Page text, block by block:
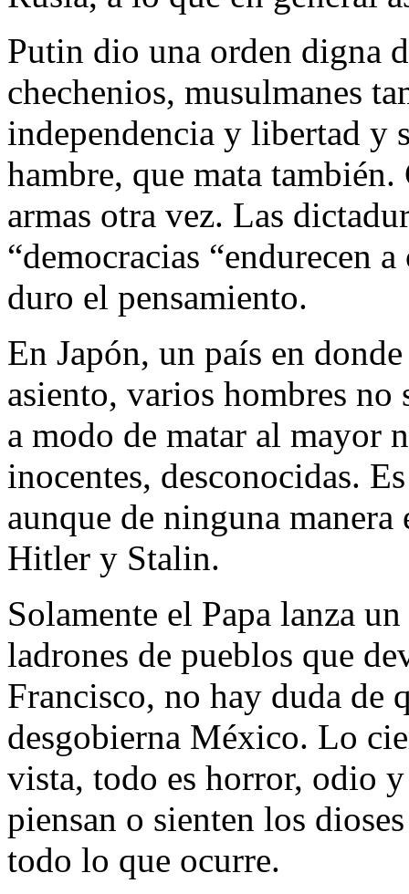
Putin dio una orden digna
chechenios, musulmanes
independencia y libertad y
hambre, que mata también.
armas otra vez. Las
“democracias “endurecen
duro el pensamiento.
En Japón, un país en
asiento, varios hombres no
a modo de matar al mayor
inocentes, desconocidas.
aunque de ninguna
Hitler y Stalin.
Solamente el Papa lanza
ladrones de pueblos que
Francisco, no hay duda de
desgobierna México. Lo
vista, todo es horror, odio
piensan o sienten los
todo lo que ocurre.